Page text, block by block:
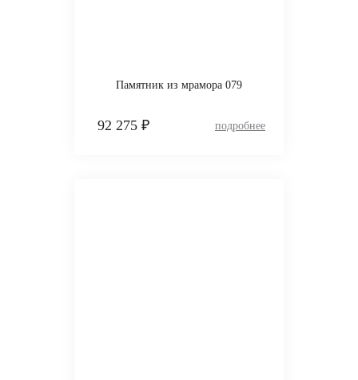
Памятник из мрамора 079
92 275 ₽